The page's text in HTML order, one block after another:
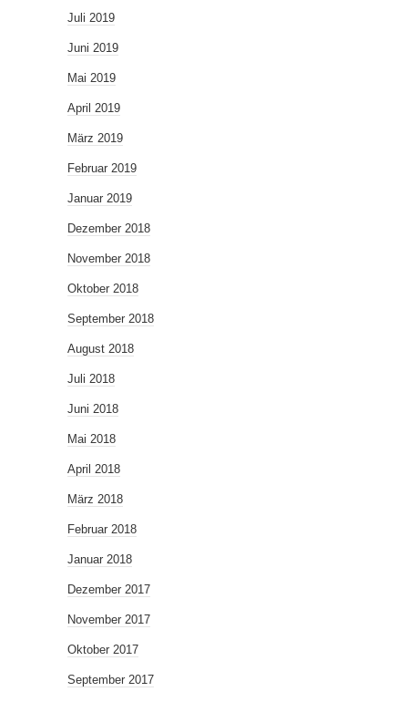
Juli 2019
Juni 2019
Mai 2019
April 2019
März 2019
Februar 2019
Januar 2019
Dezember 2018
November 2018
Oktober 2018
September 2018
August 2018
Juli 2018
Juni 2018
Mai 2018
April 2018
März 2018
Februar 2018
Januar 2018
Dezember 2017
November 2017
Oktober 2017
September 2017